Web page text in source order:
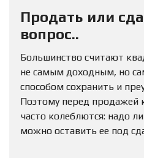
Продать или
вопрос..
Большинство считают
не самым доходным, но
способом сохранить и
Поэтому перед продажей
часто колеблются: надо
можно оставить ее под